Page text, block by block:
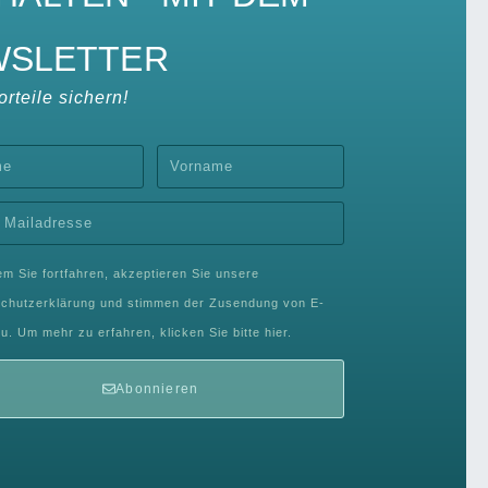
sichern!
Sie fortfahren, akzeptieren Sie unsere
und stimmen der Zusendung von E-
Um mehr zu erfahren, klicken Sie bitte hier.
Abonnieren